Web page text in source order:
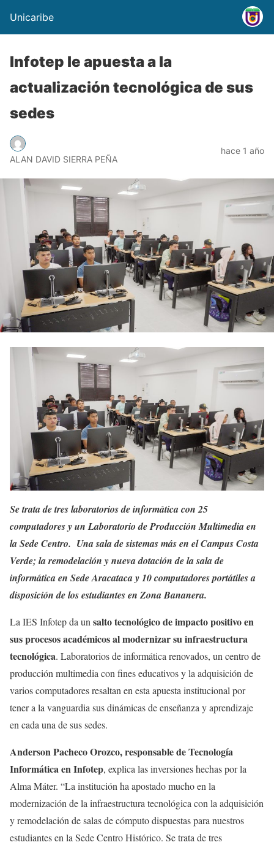
Unicaribe
Infotep le apuesta a la
actualización tecnológica de sus
sedes
ALAN DAVID SIERRA PEÑA
hace 1 año
Se trata de tres laboratorios de informática con 25
computadores y un Laboratorio de Producción Multimedia en
la Sede Centro. Una sala de sistemas más en el Campus Costa
Verde; la remodelación y nueva dotación de la sala de
informática en Sede Aracataca y 10 computadores portátiles a
disposición de los estudiantes en Zona Bananera.
La IES Infotep da unsalto tecnológico de impacto positivo en
sus procesos académicos al modernizar su infraestructura
tecnológica. Laboratorios de informática renovados, un centro de
producción multimedia con fines educativos y la adquisición de
varios computadores resaltan en esta apuesta institucional por
tener a la vanguardia sus dinámicas de enseñanza y aprendizaje
en cada una de sus sedes.
Anderson Pacheco Orozco, responsable de Tecnología
Informática en Infotep, explica las inversiones hechas por la
Alma Máter. “La institución ha apostado mucho en la
modernización de la infraestructura tecnológica con la adquisición
y remodelación de salas de cómputo dispuestas para nuestros
estudiantes en la Sede Centro Histórico. Se trata de tres